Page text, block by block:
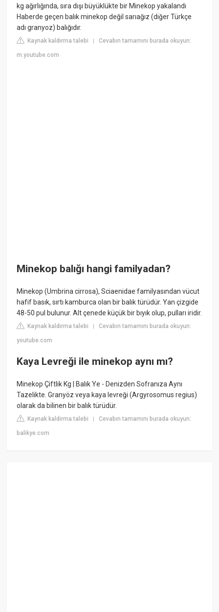
kg ağırlığında, sıra dışı büyüklükte bir Minekop yakalandı
Haberde geçen balık minekop değil sarıağız (diğer Türkçe
adı granyoz) balığıdır.
Kaynak kaldırma talebi |Cevabın tamamını burada okuyun:
m.youtube.com
Minekop balığı hangi familyadan?
Minekop (Umbrina cirrosa), Sciaenidae familyasından vücut
hafif basık, sırtı kamburca olan bir balık türüdür. Yan çizgide
48-50 pul bulunur. Alt çenede küçük bir bıyık olup, pulları iridir.
Kaynak kaldırma talebi |Cevabın tamamını burada okuyun:
youtube.com
Kaya Levreği ile minekop aynı mı?
Minekop Çiftlik Kg | Balık Ye - Denizden Sofranıza Aynı
Tazelikte. Granyöz veya kaya levreği (Argyrosomus regius)
olarak da bilinen bir balık türüdür.
Kaynak kaldırma talebi |Cevabın tamamını burada okuyun:
balikye.com